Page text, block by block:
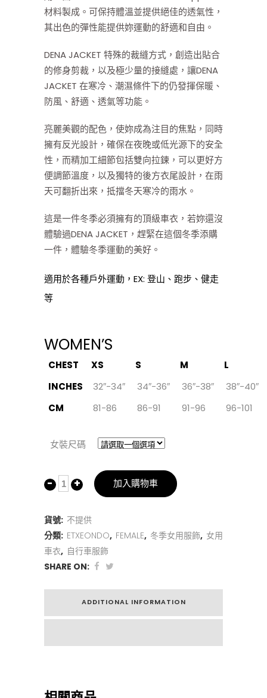
材料製成。可保持體溫並提供絕佳的透氣性，
其出色的彈性能提供妳運動的舒適和​自由。
DENA JACKET 特殊的裁縫方式，創造出貼合
的修身剪裁，以及極少量的接縫處，讓DENA
JACKET 在寒冷、潮濕條件下的仍發揮保暖、
防風、舒適、透氣等功能。
亮麗美觀的配色，使妳成為注目的焦點，同時
擁有反光設計，確保在夜晚或低光源下的安全
性，而精加工細節包括雙向拉鍊，可以更好方
便調節溫度，以及獨特的後方衣尾設計，在雨
天可翻折出來，抵擋冬天寒冷的雨水。
這是一件冬季必須擁有的頂級車衣，若妳還沒
體驗過DENA JACKET，趕緊在這個冬季添購
一件，體驗冬季運動的美好。
適用於各種戶外運動，EX: 登山、跑步、健走
等
WOMEN’S
CHEST XS S M
L
INCHES
32″-34″ 34″-36″ 36″-38″
38″-40″
CM
81-86 86-91 91-96 96-101
女裝尺碼
加入購物車
貨號: 不提供
分類: ETXEONDO, FEMALE, 冬季女用服飾, 女用
車衣, 自行車服飾
SHARE ON:
ADDITIONAL INFORMATION